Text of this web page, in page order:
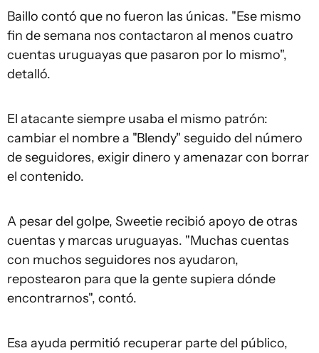
Baillo contó que no fueron las únicas. "Ese mismo
fin de semana nos contactaron al menos cuatro
cuentas uruguayas que pasaron por lo mismo",
detalló.
El atacante siempre usaba el mismo patrón:
cambiar el nombre a "Blendy" seguido del número
de seguidores, exigir dinero y amenazar con borrar
el contenido.
A pesar del golpe, Sweetie recibió apoyo de otras
cuentas y marcas uruguayas. "Muchas cuentas
con muchos seguidores nos ayudaron,
repostearon para que la gente supiera dónde
encontrarnos", contó.
Esa ayuda permitió recuperar parte del público,